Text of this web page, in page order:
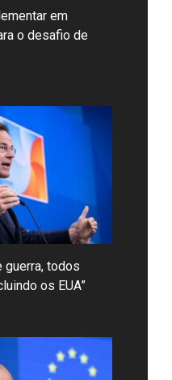
em
o desafio de
guerra, todos
os EUA”